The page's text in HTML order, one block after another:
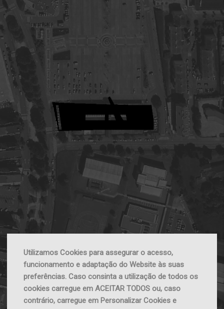
Utilizamos Cookies para assegurar o acesso,
funcionamento e adaptação do Website às suas
preferências. Caso consinta a utilização de todos os
cookies carregue em ACEITAR TODOS ou, caso
contrário, carregue em Personalizar Cookies e